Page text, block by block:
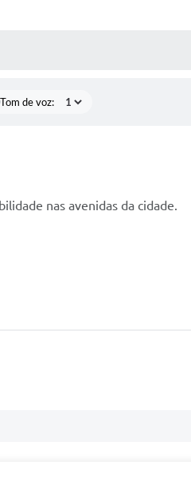
Tom de voz:
nas avenidas da cidade.